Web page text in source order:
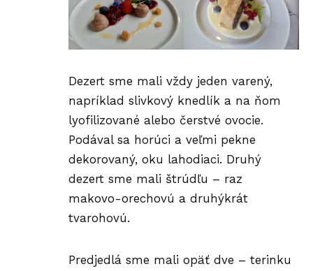
Dezert sme mali vždy jeden varený,
napríklad slivkový knedlík a na ňom
lyofilizované alebo čerstvé ovocie.
Podával sa horúci a veľmi pekne
dekorovaný, oku lahodiaci. Druhý
dezert sme mali štrúdľu – raz
makovo-orechovú a druhýkrát
tvarohovú.
Predjedlá sme mali opäť dve – terinku